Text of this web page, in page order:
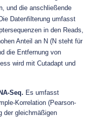
und die anschließende
Datenfilterung umfasst
in den Reads,
Anteil an N (N steht für
die Entfernung von
wird mit Cutadapt und
Seq. Es umfasst
Korrelation (Pearson-
der gleichmäßigen